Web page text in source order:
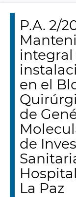
P.A. 2/
integral
en el
de
de
La Paz